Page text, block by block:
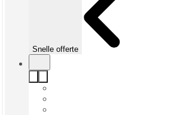
Snelle offerte